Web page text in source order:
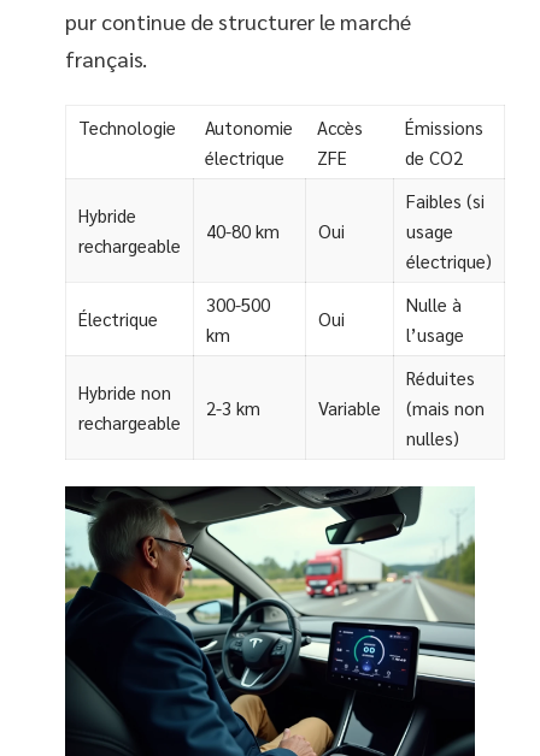
pur continue de structurer le marché
français.
Technologie
Autonomie
électrique
Accès
ZFE
Émissions
de CO2
Hybride
rechargeable
40-80 km Oui
Faibles (si
usage
électrique)
Électrique
300-500
km
Oui
Nulle à
l’usage
Hybride non
rechargeable
2-3 km Variable
Réduites
(mais non
nulles)